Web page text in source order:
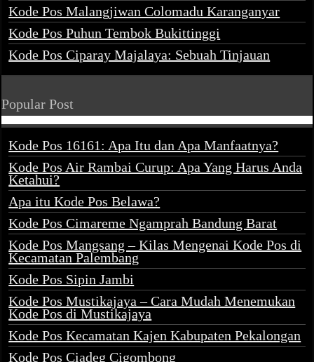
Kode Pos Malangjiwan Colomadu Karanganyar
Kode Pos Puhun Tembok Bukittinggi
Kode Pos Ciparay Majalaya: Sebuah Tinjauan
Popular Post
Kode Pos 16161: Apa Itu dan Apa Manfaatnya?
Kode Pos Air Rambai Curup: Apa Yang Harus Anda
Ketahui?
Apa itu Kode Pos Belawa?
Kode Pos Cimareme Ngamprah Bandung Barat
Kode Pos Mangsang – Kilas Mengenai Kode Pos di
Kecamatan Palembang
Kode Pos Sipin Jambi
Kode Pos Mustikajaya – Cara Mudah Menemukan
Kode Pos di Mustikajaya
Kode Pos Kecamatan Kajen Kabupaten Pekalongan
Kode Pos Ciadeg Cigombong